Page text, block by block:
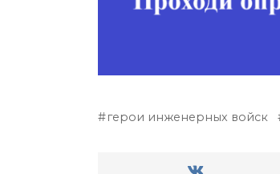
герои инженерных войск